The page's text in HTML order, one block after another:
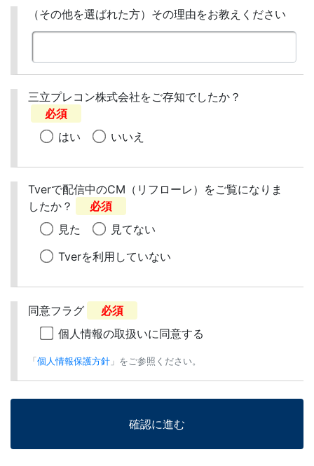
（その他を選ばれた方）その理由をお教えください
三立プレコン株式会社をご存知でしたか？
必須
はい
いいえ
Tverで配信中のCM（リフローレ）をご覧になりま
したか？
必須
見た
見てない
Tverを利用していない
同意フラグ
必須
個人情報の取扱いに同意する
「個人情報保護方針 」をご参照ください。